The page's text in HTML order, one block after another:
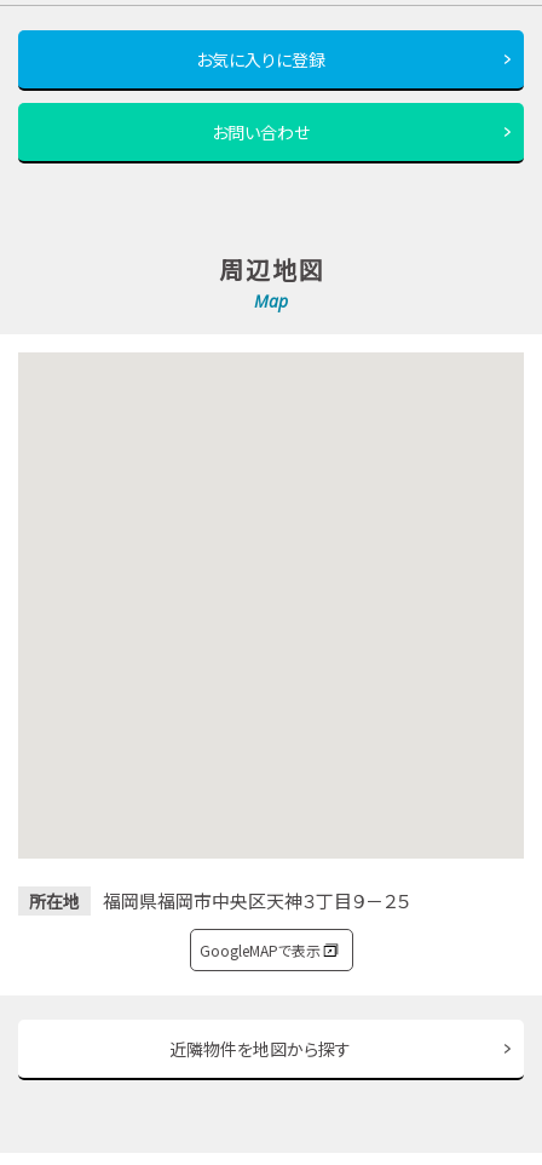
お気に入りに登録
お問い合わせ
周辺地図
Map
所在地 福岡県福岡市中央区天神３丁目９－２５
GoogleMAPで表示
近隣物件を地図から探す